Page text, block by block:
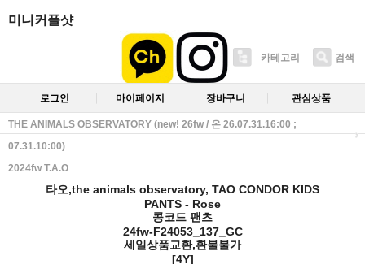
미니커플샷
카테고리 검색
로그인 마이페이지 장바구니 관심상품
THE ANIMALS OBSERVATORY (new! 26fw / 온 26.07.31.16:00 ;
07.31.10:00)
2024fw T.A.O
타오,the animals observatory, TAO CONDOR KIDS
PANTS - Rose
콩코드 팬츠
24fw-F24053_137_GC
세일상품교환,환불불가
[4Y]